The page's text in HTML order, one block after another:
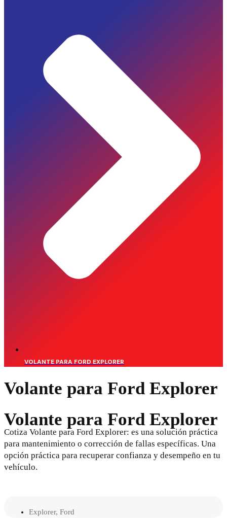
VOLANTE PARA FORD EXPLORER
Volante para Ford Explorer
Volante para Ford Explorer
Cotiza Volante para Ford Explorer: es una solución práctica
para mantenimiento o corrección de fallas específicas. Una
opción práctica para recuperar confianza y desempeño en tu
vehículo.
Explorer, Ford